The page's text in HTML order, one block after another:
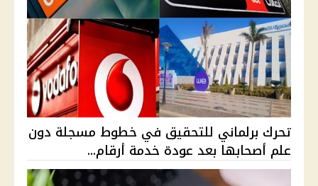
تحرك برلماني للتحقيق في خطوط مسجلة دون
علم أصحابها بعد عودة خدمة أرقام...